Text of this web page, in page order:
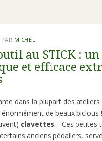
PAR MICHEL
au STICK : un
et efficace
dans la plupart des ateliers
de beaux biclous
clavettes… Ces petites
anciens pédaliers,